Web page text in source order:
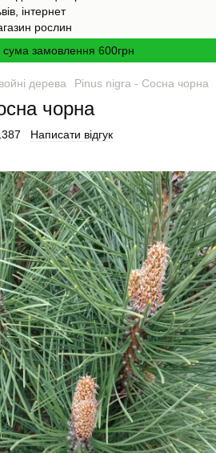
сума замовлення 600грн
дерева Pinus nigra - Сосна чорна
чорна
Написати відгук